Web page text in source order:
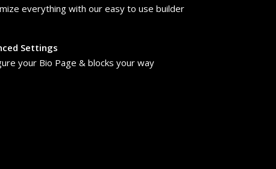
everything with our easy to use builder
Settings
your Bio Page & blocks your way